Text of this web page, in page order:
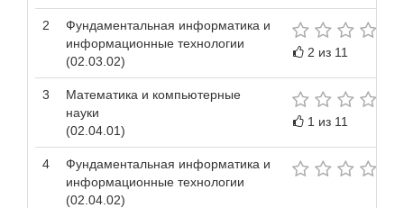
2
Фундаментальная информатика и
информационные технологии
(02.03.02)
2 из 11
3
Математика и компьютерные
науки
(02.04.01)
1 из 11
4
Фундаментальная информатика и
информационные технологии
(02.04.02)